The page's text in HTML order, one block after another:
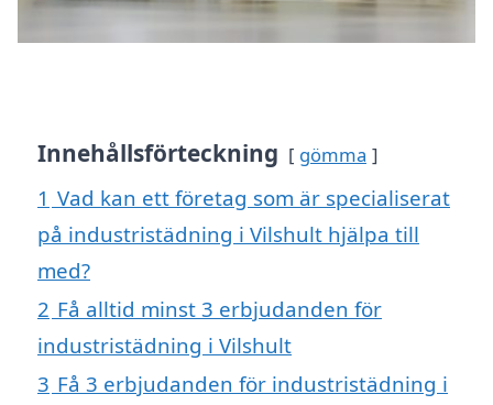
Innehållsförteckning gömma
1 Vad kan ett företag som är specialiserat
på industristädning i Vilshult hjälpa till
med?
2 Få alltid minst 3 erbjudanden för
industristädning i Vilshult
3 Få 3 erbjudanden för industristädning i